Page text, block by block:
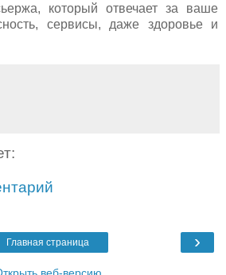
который отвечает за ваше
сервисы, даже здоровье и
›
Главная страница